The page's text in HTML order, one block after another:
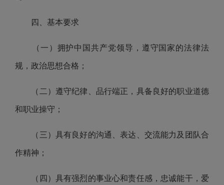
四、基本要求
（一） 拥护中国共产党领导 ，遵守国家的法律法
规 ，政治思想合格；
（二）遵守纪律、品行端正，具备良好的职业道德
和职业操守；
（三）具有良好的沟通、表达、交流能力及团队合
作精神；
（四）具有强烈的事业心和责任感，忠诚能干，爱